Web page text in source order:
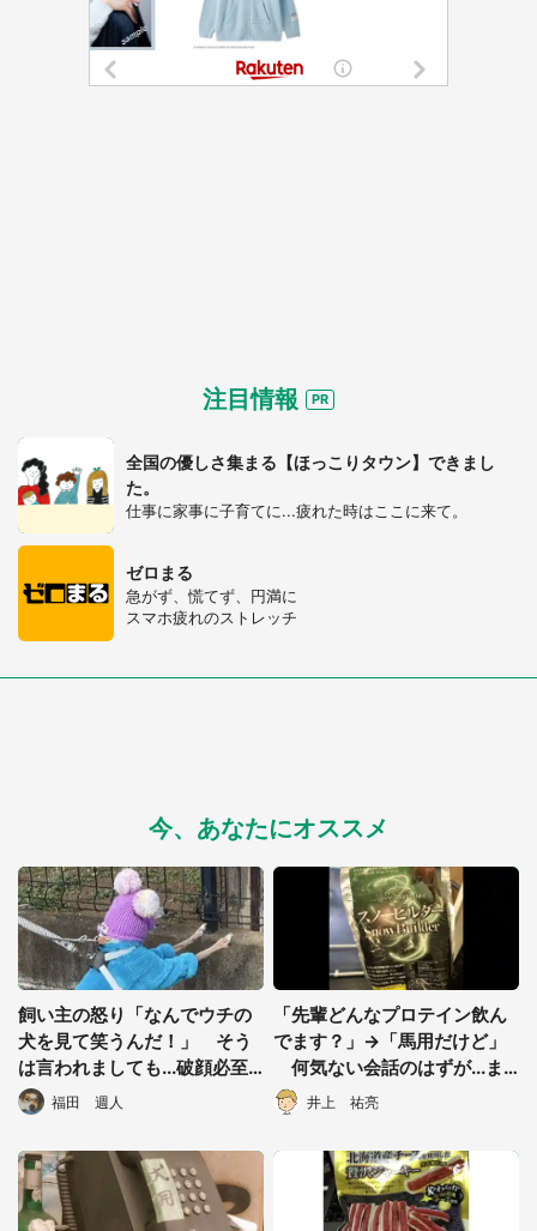
都道府選択
注目情報
全国の優しさ集まる【ほっこりタウン】できまし
た。
仕事に家事に子育てに...疲れた時はここに来て。
ゼロまる
急がず、慌てず、円満に
スマホ疲れのストレッチ
今、あなたにオススメ
飼い主の怒り「なんでウチの
犬を見て笑うんだ！」 そう
は言われましても...破顔必至
の〝超絶厚着〟に12万人ニッ
コニコ
福田 週人
「先輩どんなプロテイン飲ん
でます？」→「馬用だけど」
何気ない会話のはずが...ま
さかの展開に後輩爆笑
井上 祐亮